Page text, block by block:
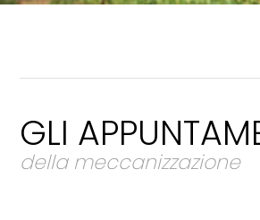
GLI
della meccanizzazione